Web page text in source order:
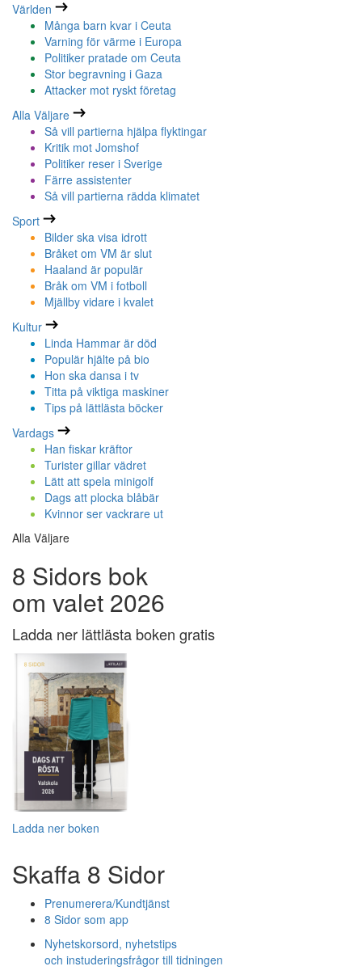
Världen
Många barn kvar i Ceuta
Varning för värme i Europa
Politiker pratade om Ceuta
Stor begravning i Gaza
Attacker mot ryskt företag
Alla Väljare
Så vill partierna hjälpa flyktingar
Kritik mot Jomshof
Politiker reser i Sverige
Färre assistenter
Så vill partierna rädda klimatet
Sport
Bilder ska visa idrott
Bråket om VM är slut
Haaland är populär
Bråk om VM i fotboll
Mjällby vidare i kvalet
Kultur
Linda Hammar är död
Populär hjälte på bio
Hon ska dansa i tv
Titta på viktiga maskiner
Tips på lättlästa böcker
Vardags
Han fiskar kräftor
Turister gillar vädret
Lätt att spela minigolf
Dags att plocka blåbär
Kvinnor ser vackrare ut
Alla Väljare
8 Sidors bok
om valet 2026
Ladda ner lättlästa boken gratis
Ladda ner boken
Skaffa 8 Sidor
Prenumerera/Kundtjänst
8 Sidor som app
Nyhetskorsord, nyhetstips
och instuderingsfrågor till tidningen